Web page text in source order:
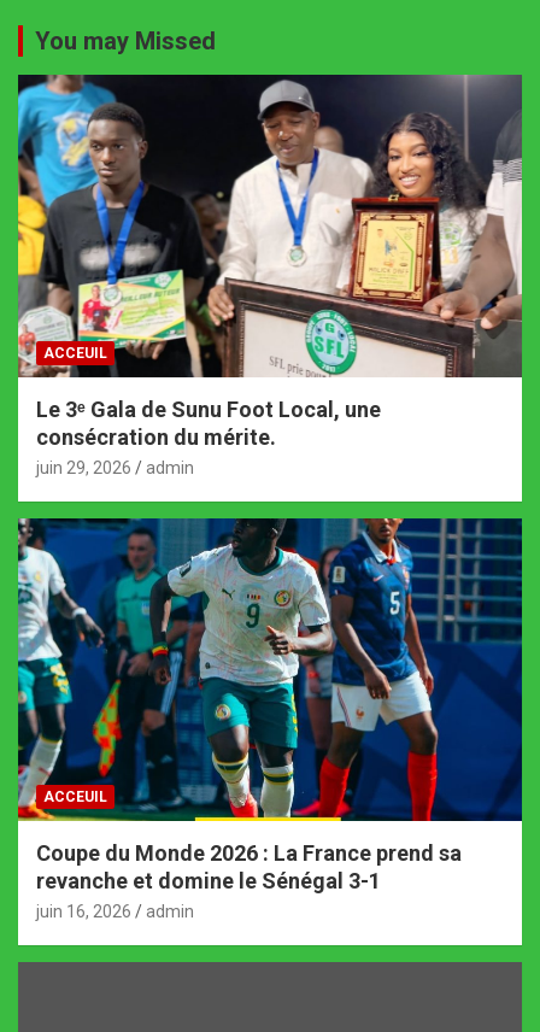
You may Missed
ACCEUIL
Le 3ᵉ Gala de Sunu Foot Local, une
consécration du mérite.
juin 29, 2026 admin
ACCEUIL
Coupe du Monde 2026 : La France prend sa
revanche et domine le Sénégal 3-1
juin 16, 2026 admin